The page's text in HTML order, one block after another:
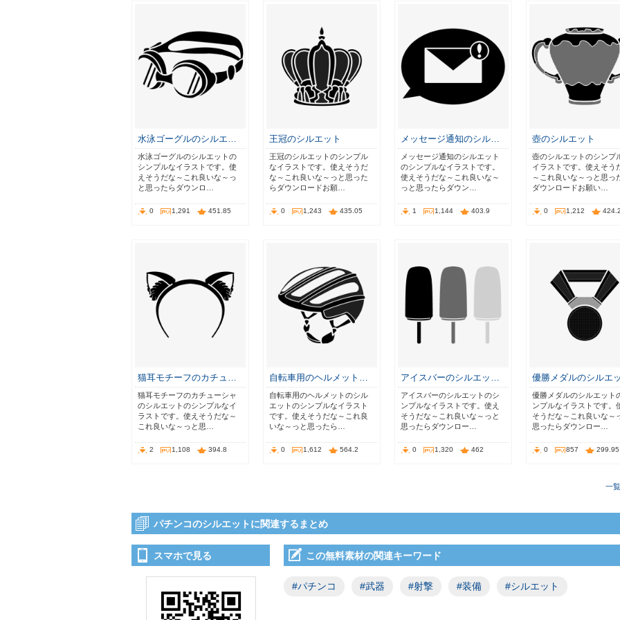
水泳ゴーグルのシルエ…
水泳ゴーグルのシルエットの
シンプルなイラストです。使
えそうだな～これ良いな～っ
と思ったらダウンロ…
0 1,291 451.85
王冠のシルエット
王冠のシルエットのシンプル
なイラストです。使えそうだ
な～これ良いな～っと思った
らダウンロードお願…
0 1,243 435.05
メッセージ通知のシル…
メッセージ通知のシルエット
のシンプルなイラストです。
使えそうだな～これ良いな～
っと思ったらダウン…
1 1,144 403.9
壺のシルエット
壺のシルエットのシンプ
イラストです。使えそう
～これ良いな～っと思っ
ダウンロードお願い…
0 1,212 424.2
猫耳モチーフのカチュ…
猫耳モチーフのカチューシャ
のシルエットのシンプルなイ
ラストです。使えそうだな～
これ良いな～っと思…
2 1,108 394.8
自転車用のヘルメット…
自転車用のヘルメットのシル
エットのシンプルなイラスト
です。使えそうだな～これ良
いな～っと思ったら…
0 1,612 564.2
アイスバーのシルエッ…
アイスバーのシルエットのシ
ンプルなイラストです。使え
そうだな～これ良いな～っと
思ったらダウンロー…
0 1,320 462
優勝メダルのシルエ
優勝メダルのシルエット
ンプルなイラストです。
そうだな～これ良いな～
思ったらダウンロー…
0 857 299.95
一
パチンコのシルエットに関連するまとめ
スマホで見る この無料素材の関連キーワード
#パチンコ #武器 #射撃 #装備 #シルエット